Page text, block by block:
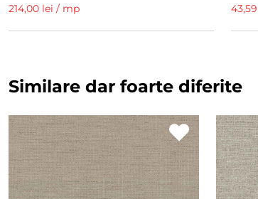
214,00 lei / mp
Similare dar foarte diferite